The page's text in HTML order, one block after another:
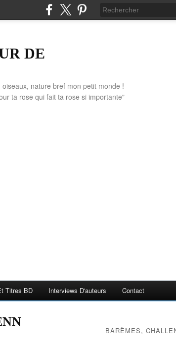
DE
nature bref mon petit monde !
ta rose qui fait ta rose si importante"
Titres BD Interviews D'auteurs Contact
BARÈMES,